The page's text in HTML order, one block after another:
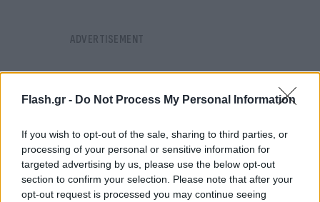
Flash.gr - Do Not Process My Personal Information
If you wish to opt-out of the sale, sharing to third parties, or
processing of your personal or sensitive information for
targeted advertising by us, please use the below opt-out
section to confirm your selection. Please note that after your
opt-out request is processed you may continue seeing